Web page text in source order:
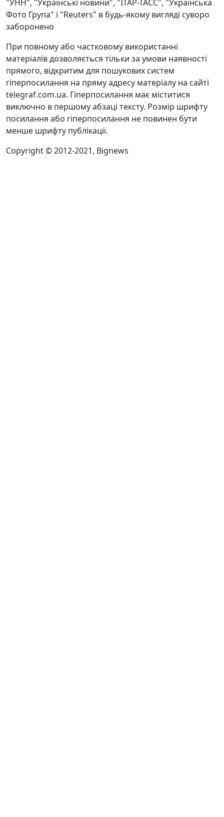
"УНН", "Українські новини", "ІТАР-ТАСС", "Українська
Фото Група" і "Reuters" в будь-якому вигляді суворо
заборонено
При повному або частковому використанні
матеріалів дозволяється тільки за умови наявності
прямого, відкритим для пошукових систем
гіперпосилання на пряму адресу матеріалу на сайті
telegraf.com.ua. Гіперпосилання має міститися
виключно в першому абзаці тексту. Розмір шрифту
посилання або гіперпосилання не повинен бути
менше шрифту публікації.
Copyright © 2012-2021, Bignews